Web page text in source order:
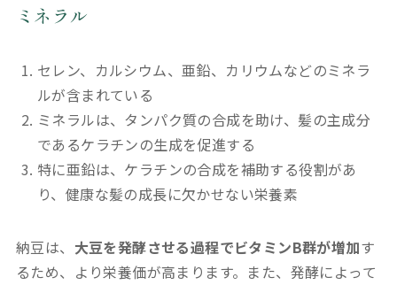
ミネラル
セレン、カルシウム、亜鉛、カリウムなどのミネラ
ルが含まれている
ミネラルは、タンパク質の合成を助け、髪の主成分
であるケラチンの生成を促進する
特に亜鉛は、ケラチンの合成を補助する役割があ
り、健康な髪の成長に欠かせない栄養素
納豆は、 大豆を発酵させる過程でビタミンB群が増加す
るため、より栄養価が高まります。また、発酵によって